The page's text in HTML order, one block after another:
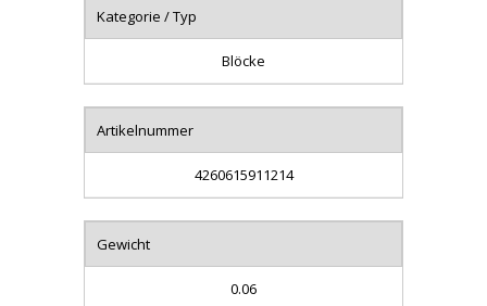
Kategorie / Typ
Blöcke
Artikelnummer
4260615911214
Gewicht
0.06